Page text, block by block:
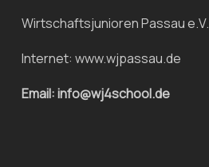
Wirtschaftsjunioren Passau e.V.
Internet: www.wjpassau.de
Email: info@wj4school.de